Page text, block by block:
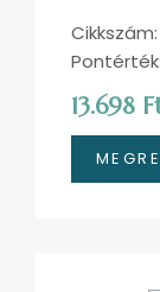
13.698